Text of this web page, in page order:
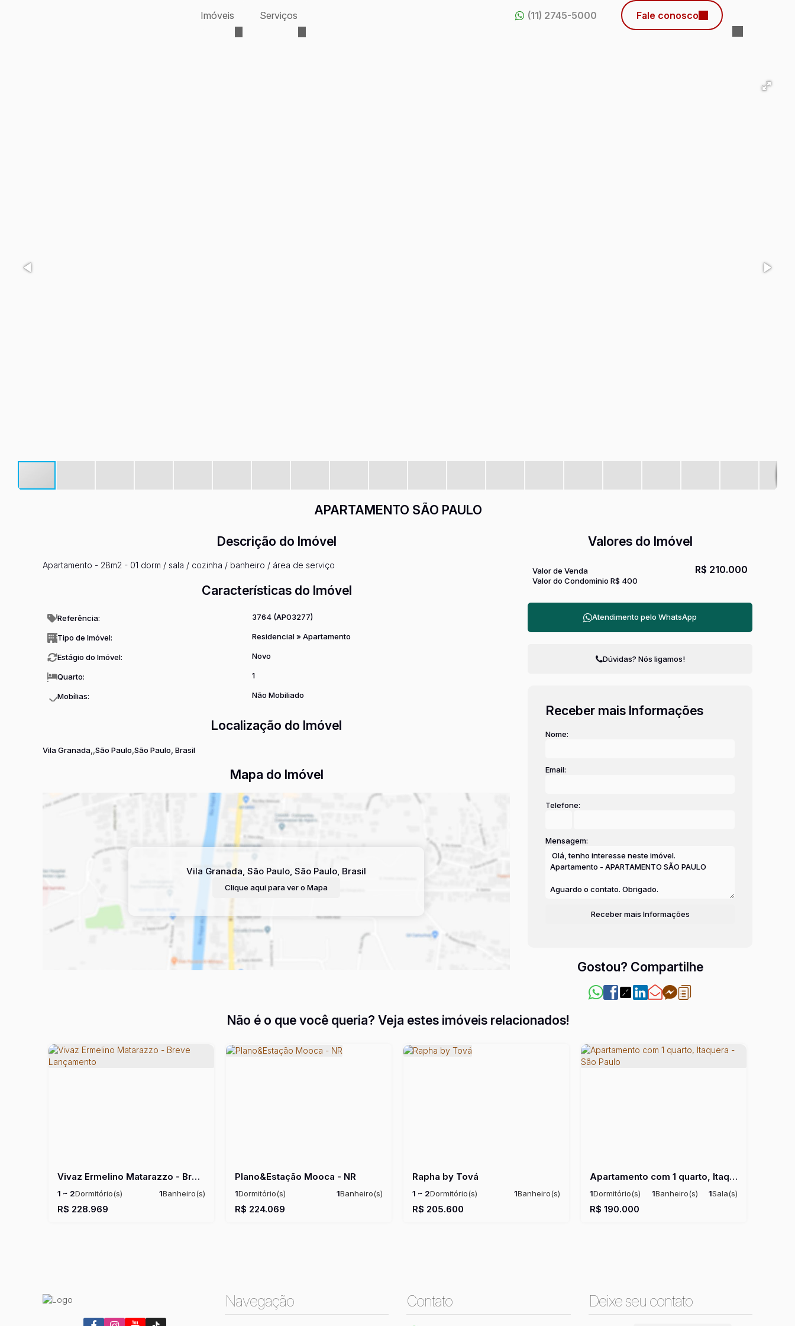
Fale conosco
Serviços
Imóveis (11) 2745-5000
APARTAMENTO SÃO PAULO
Descrição do Imóvel
Apartamento - 28m2 - 01 dorm / sala / cozinha / banheiro / área de serviço
Características do Imóvel
Referência: 3764 (AP03277)
Tipo de Imóvel: Residencial» Apartamento
Estágio do Imóvel: Novo
Quarto: 1
Mobílias: Não Mobiliado
Localização do Imóvel
Vila Granada São Paulo São Paulo, Brasil
Mapa do Imóvel
Vila Granada, São Paulo, São Paulo, Brasil
Clique aqui para ver o Mapa
Valores do Imóvel
R$ 210.000
Valor de Venda
Valor do Condominio R$ 400
Atendimento pelo WhatsApp
Dúvidas? Nós ligamos!
Receber mais Informações
Nome:
Email:
Telefone:
Mensagem:
Gostou? Compartilhe
Não é o que você queria? Veja estes imóveis relacionados!
Vivaz Ermelino Matarazzo - Breve Lançamento
R$ 228.969
1 ~ 2Dormitório(s) 1Banheiro(s)
Privativo: 24 ~ 32m²
Útil: 24 ~ 31m²
Plano&Estação Mooca - NR
R$ 224.069
1Dormitório(s) 1Banheiro(s)
Privativo: 25 ~ 30m²
Útil: 25 ~ 30m²
Rapha by Tová
R$ 205.600
1 ~ 2Dormitório(s) 1Banheiro(s)
Privativo: 28 ~ 36m²
Útil: 28 ~ 36m²
Apartamento com 1 quarto, Itaquera - São Paulo
R$ 190.000
1Dormitório(s) 1Banheiro(s) 1Sala(s)
Útil: 35m²
Navegação Contato Deixe seu contato